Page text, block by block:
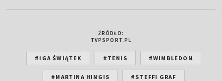
ŹRÓDŁO:
TVPSPORT.PL
#IGA ŚWIĄTEK #TENIS #WIMBLEDON
#MARTINA HINGIS #STEFFI GRAF